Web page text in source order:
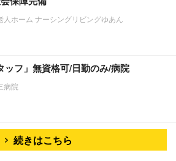
ホーム ナーシングリビングゆあん
ッフ」無資格可/日勤のみ/病院
病院
続きはこちら